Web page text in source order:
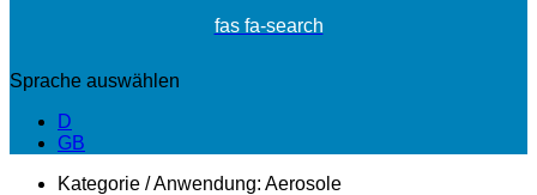
fas fa-search
Sprache auswählen
D
GB
Kategorie / Anwendung: Aerosole